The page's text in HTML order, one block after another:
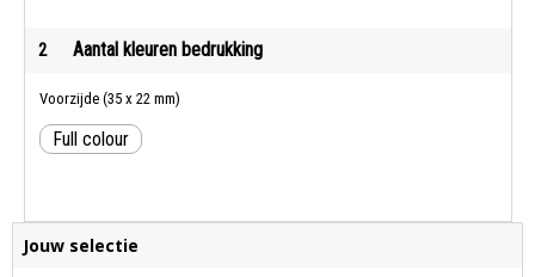
2 Aantal kleuren bedrukking
Voorzijde (35 x 22 mm)
Full colour
Jouw selectie